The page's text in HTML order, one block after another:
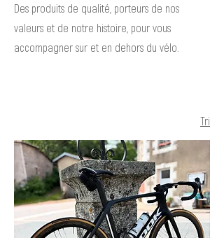
Des produits de qualité, porteurs de nos
valeurs et de notre histoire, pour vous
accompagner sur et en dehors du vélo.
Tri